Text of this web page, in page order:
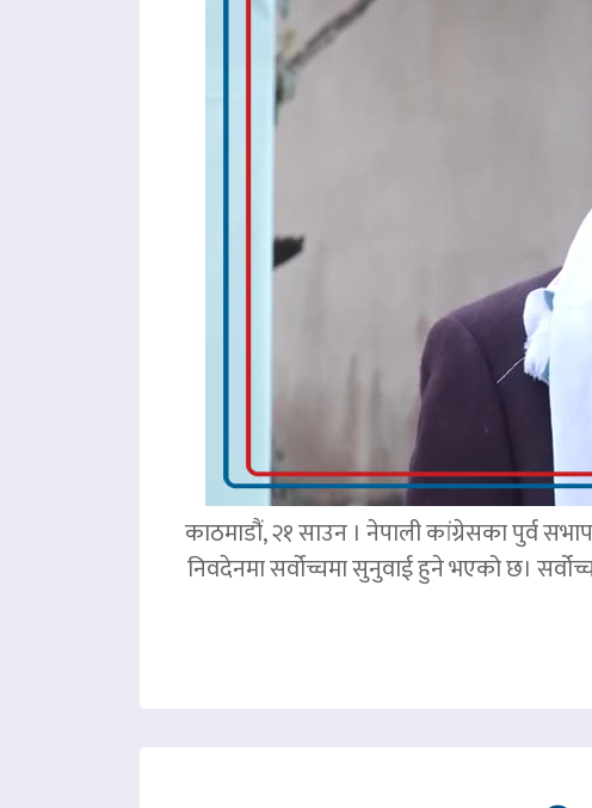
काठमाडौं, २१ साउन । नेपाली कांग्रेसका पुर्व
निवदेनमा सर्वोच्चमा सुनुवाई हुने भएको छ।